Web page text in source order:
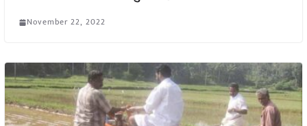
November 22, 2022